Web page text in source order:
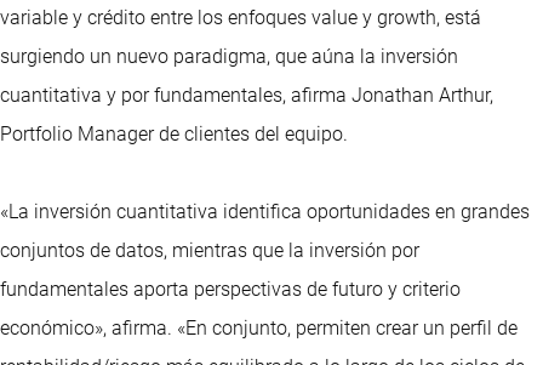
variable y crédito entre los enfoques value y growth, está
surgiendo un nuevo paradigma, que aúna la inversión
cuantitativa y por fundamentales, afirma Jonathan Arthur,
Portfolio Manager de clientes del equipo.
«La inversión cuantitativa identifica oportunidades en grandes
conjuntos de datos, mientras que la inversión por
fundamentales aporta perspectivas de futuro y criterio
económico», afirma. «En conjunto, permiten crear un perfil de